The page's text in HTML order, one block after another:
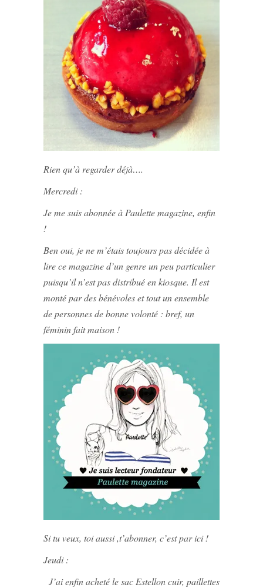
Rien qu’à regarder déjà….
Mercredi :
Je me suis abonnée à Paulette magazine, enfin
!
Ben oui, je ne m’étais toujours pas décidée à
lire ce magazine d’un genre un peu particulier
puisqu’il n’est pas distribué en kiosque. Il est
monté par des bénévoles et tout un ensemble
de personnes de bonne volonté : bref, un
féminin fait maison !
Si tu veux, toi aussi ,t’abonner, c’est par ici !
Jeudi :
J’ai enfin acheté le sac Estellon cuir, paillettes